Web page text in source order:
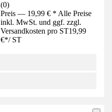
(0)
Preis — 19,99 € * Alle Preise
inkl. MwSt. und ggf. zzgl.
Versandkosten pro ST19,99
€*/ ST